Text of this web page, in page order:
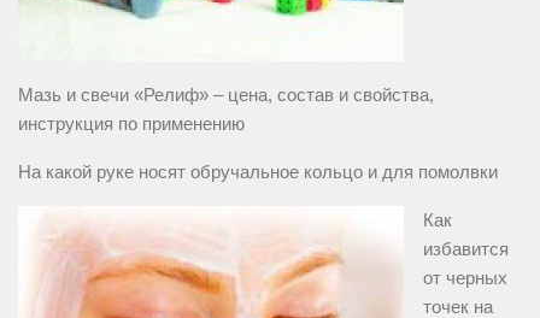
Мазь и свечи «Релиф» – цена, состав и свойства,
инструкция по применению
На какой руке носят обручальное кольцо и для помолвки
Как
избавится
от черных
точек на